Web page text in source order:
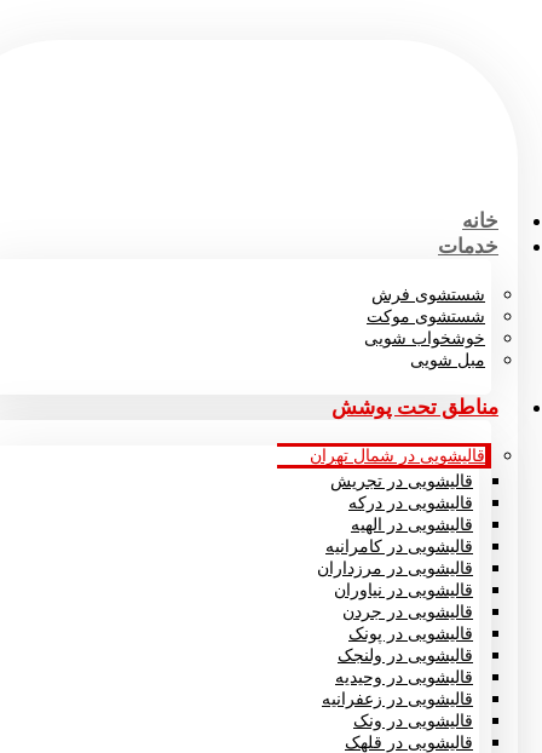
خانه
خدمات
شستشوی فرش
شستشوی موکت
خوشخواب شویی
مبل شویی
مناطق تحت پوشش
قالیشویی در شمال تهران
قالیشویی در تجریش
قالیشویی در درکه
قالیشویی در الهیه
قالیشویی در کامرانیه
قالیشویی در مرزداران
قالیشویی در نیاوران
قالیشویی در جردن
قالیشویی در پونک
قالیشویی در ولنجک
قالیشویی در وحیدیه
قالیشویی در زعفرانیه
قالیشویی در ونک
قالیشویی در قلهک